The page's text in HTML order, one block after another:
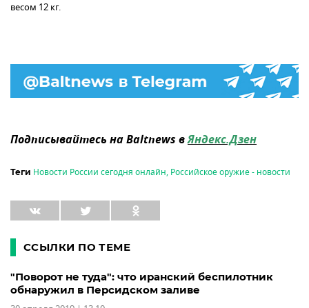
весом 12 кг.
Подписывайтесь на Baltnews вЯндекс.Дзен
Теги Новости России сегодня онлайн, Российское оружие - новости
ССЫЛКИ ПО ТЕМЕ
"Поворот не туда": что иранский беспилотник
обнаружил в Персидском заливе